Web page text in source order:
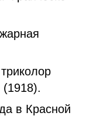
в Красной